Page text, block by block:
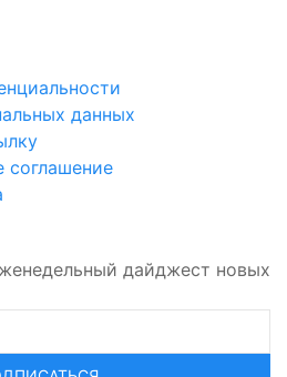
данных
соглашение
дайджест новых